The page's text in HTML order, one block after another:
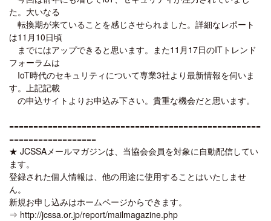
た。大いなる
転換期が来ていることを感じさせられました。詳細なレポート
は11月10日頃
までにはアップできると思います。また11月17日のITトレンド
フォーラムは
IoT時代のセキュリティについて専業3社より最新情報を伺いま
す。上記記載
の申込サイトよりお申込み下さい。貴重な機会だと思います。
====================================================
==================
★ JCSSAメールマガジンは、当協会会員を対象に自動配信してい
ます。
登録された個人情報は、他の用途に使用することはいたしませ
ん。
新規お申し込みはホームページからできます。
⇒ http://jcssa.or.jp/report/mailmagazine.php